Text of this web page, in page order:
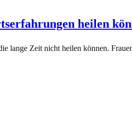
heilen
lange Zeit nicht heilen können.